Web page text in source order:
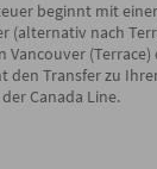
beginnt mit
(alternativ nach
Vancouver (Terrace)
den Transfer zu
Canada Line.